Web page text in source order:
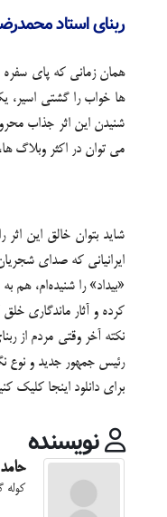
ربنای استاد
‌ها خواب را گ‍‍شت‍‍ی اسی‍‍ر،
شنیدن این اثر جذاب
می توان در اکثر وبلاگ
شاید بتوان خالق این اثر
ایرانیانی که صدای
«بیداد» را شنیده‌ام، هم
کرده و آثار ماندگاری
نکته آخر وقتی مردم از
رئیس جمهور جدید و نوع
برای دانلود اینجا کلیک
نویسنده
کوله